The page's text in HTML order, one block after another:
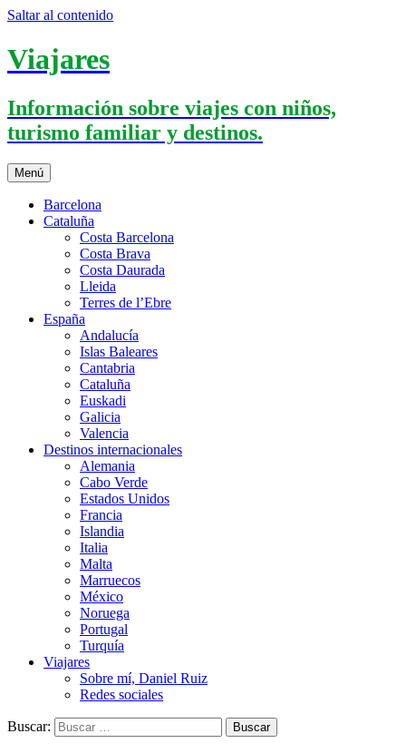
Saltar al contenido
Viajares
Información sobre viajes con niños,
turismo familiar y destinos.
Menú
Barcelona
Cataluña
Costa Barcelona
Costa Brava
Costa Daurada
Lleida
Terres de l’Ebre
España
Andalucía
Islas Baleares
Cantabria
Cataluña
Euskadi
Galicia
Valencia
Destinos internacionales
Alemania
Cabo Verde
Estados Unidos
Francia
Islandia
Italia
Malta
Marruecos
México
Noruega
Portugal
Turquía
Viajares
Sobre mí, Daniel Ruiz
Redes sociales
Buscar: